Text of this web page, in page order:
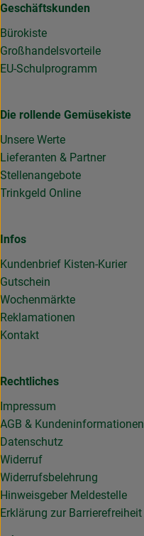
Geschäftskunden
Bürokiste
Großhandelsvorteile
EU-Schulprogramm
Die rollende Gemüsekiste
Unsere Werte
Lieferanten & Partner
Stellenangebote
Trinkgeld Online
Infos
Kundenbrief Kisten-Kurier
Gutschein
Wochenmärkte
Reklamationen
Kontakt
Rechtliches
Impressum
AGB & Kundeninformationen
Datenschutz
Widerruf
Widerrufsbelehrung
Hinweisgeber Meldestelle
Erklärung zur Barrierefreiheit